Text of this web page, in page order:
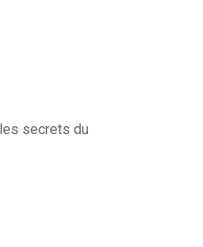
secrets du